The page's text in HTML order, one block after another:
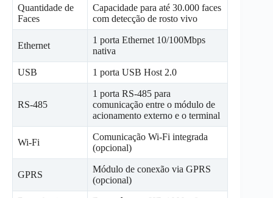
Quantidade de
Faces
Capacidade para até 30.000 faces
com detecção de rosto vivo
Ethernet
1 porta Ethernet 10/100Mbps
nativa
USB 1 porta USB Host 2.0
RS-485
1 porta RS-485 para
comunicação entre o módulo de
acionamento externo e o terminal
Wi-Fi
Comunicação Wi-Fi integrada
(opcional)
GPRS
Módulo de conexão via GPRS
(opcional)